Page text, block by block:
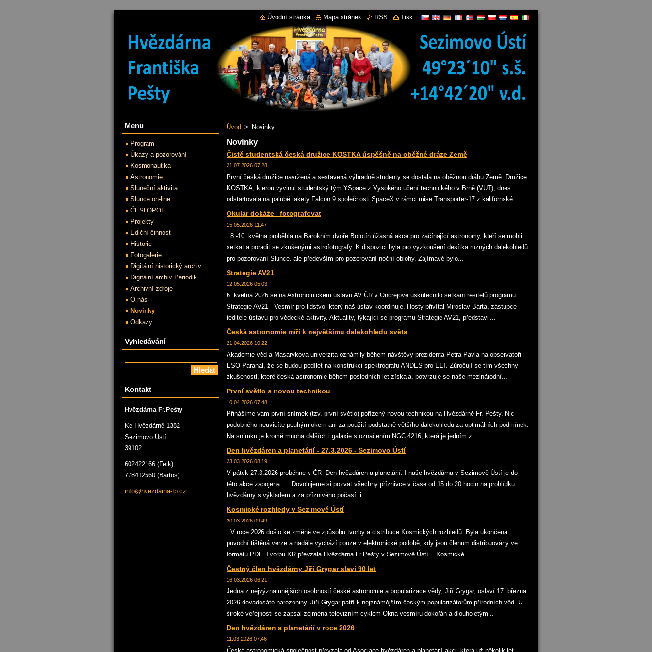
Úvod > Novinky
Novinky
Čistě studentská česká družice KOSTKA úspěšně na oběžné dráze Země
21.07.2026 07:28
První česká družice navržená a sestavená výhradně studenty se dostala na oběžnou dráhu Země. Družice
KOSTKA, kterou vyvinul studentský tým YSpace z Vysokého učení technického v Brně (VUT), dnes
odstartovala na palubě rakety Falcon 9 společnosti SpaceX v rámci mise Transporter-17 z kalifornské...
Okulár dokáže i fotografovat
15.05.2026 11:47
8.-10. května proběhla na Barokním dvoře Borotín úžasná akce pro začínající astronomy, kteří se mohli
setkat a poradit se zkušenými astrofotografy. K dispozici byla pro vyzkoušení desítka různých dalekohledů
pro pozorování Slunce, ale především pro pozorování noční oblohy. Zajímavé bylo...
Strategie AV21
12.05.2026 05:03
6. května 2026 se na Astronomickém ústavu AV ČR v Ondřejově uskutečnilo setkání řešitelů programu
Strategie AV21 - Vesmír pro lidstvo, který náš ústav koordinuje. Hosty přivítal Miroslav Bárta, zástupce
ředitele ústavu pro vědecké aktivity. Aktuality, týkající se programu Strategie AV21, představil...
Česká astronomie míří k největšímu dalekohledu světa
21.04.2026 10:22
Akademie věd a Masarykova univerzita oznámily během návštěvy prezidenta Petra Pavla na observatoři
ESO Paranal, že se budou podílet na konstrukci spektrografu ANDES pro ELT. Zúročují se tím všechny
zkušenosti, které česká astronomie během posledních let získala, potvrzuje se naše mezinárodní...
První světlo s novou technikou
10.04.2026 07:48
Přinášíme vám první snímek (tzv. první světlo) pořízený novou technikou na Hvězdárně Fr. Pešty. Nic
podobného neuvidíte pouhým okem ani za použití podstatně většího dalekohledu za optimálních podmínek.
Na snímku je kromě mnoha dalších i galaxie s označením NGC 4216, která je jedním z...
Den hvězdáren a planetárií - 27.3.2026 - Sezimovo Ústí
23.03.2026 08:19
V pátek 27.3.2026 proběhne v ČR Den hvězdáren a planetárií. I naše hvězdárna v Sezimově Ústí je do
této akce zapojena. Dovolujeme si pozvat všechny příznivce v čase od 15 do 20 hodin na prohlídku
hvězdárny s výkladem a za příznivého počasí i...
Kosmické rozhledy v Sezimově Ústí
20.03.2026 09:49
V roce 2026 došlo ke změně ve způsobu tvorby a distribuce Kosmických rozhledů. Byla ukončena
původní tištěná verze a nadále vychází pouze v elektronické podobě, kdy jsou členům distribuovány ve
formátu PDF. Tvorbu KR převzala Hvězdárna Fr.Pešty v Sezimově Ústí. Kosmické...
Čestný člen hvězdárny Jiří Grygar slaví 90 let
16.03.2026 06:21
Jedna z nejvýznamnějších osobností české astronomie a popularizace vědy, Jiří Grygar, oslaví 17. března
2026 devadesáté narozeniny. Jiří Grygar patří k nejznámějším českým popularizátorům přírodních věd. U
široké veřejnosti se zapsal zejména televizním cyklem Okna vesmíru dokořán a dlouholetým...
Den hvězdáren a planetárií v roce 2026
11.03.2026 07:46
Česká astronomická společnost převzala od Asociace hvězdáren a planetárií akci, která už několik let
Menu
Program
Úkazy a pozorování
Kosmonautika
Astronomie
Sluneční aktivita
Slunce on-line
ČESLOPOL
Projekty
Ediční činnost
Historie
Fotogalerie
Digitální historický archiv
Digitální archiv Periodik
Archivní zdroje
O nás
Novinky
Odkazy
Vyhledávání
Kontakt
Hvězdárna Fr.Pešty
Ke Hvězdárně 1382
Sezimovo Ústí
39102
602422166 (Feik)
778412560 (Bartoš)
info@hvezdarna-fp.cz
Úvodní stránka Mapa stránek RSS Tisk